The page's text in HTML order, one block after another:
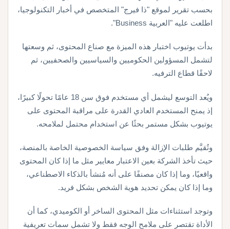
بحسب تقرير لموقع "ذا فيرج" المتخصص في أخبار التكنولوجيا،
اطلعت عليه "العربية Business".
بدأت يوتيوب اختبار هذه الميزة مع صناع المحتوى، ثم وسعتها
لتشمل المسؤولين الحكوميين والسياسيين والصحفيين، ثم
لاحقًا قطاع الترفيه.
ويُعد التوسع ليشمل أي مستخدم فوق سن 18 عامًا تحولًا كبيرًا،
إذ يمنح المستخدم العادي القدرة على مراقبة المحتوى على
يوتيوب بشكل مستمر بحثًا عن استخدام محتمل لملامحه.
وتُقيَّم طلبات الإزالة وفق سياسة الخصوصية الخاصة بالمنصة،
حيث تأخذ الشركة بعين الاعتبار معايير مثل ما إذا كان المحتوى
واقعيًا، وما إذا كان مصنفًا على أنه مُنشأ بالذكاء الاصطناعي،
وما إذا كان يمكن تحديد هوية الشخص بشكل فريد.
وتوجد استثناءات مثل المحتوى الساخر أو الكوميدي، كما أن
الأداة تقتصر على ملامح الوجه فقط ولا تشمل سمات تعريفية